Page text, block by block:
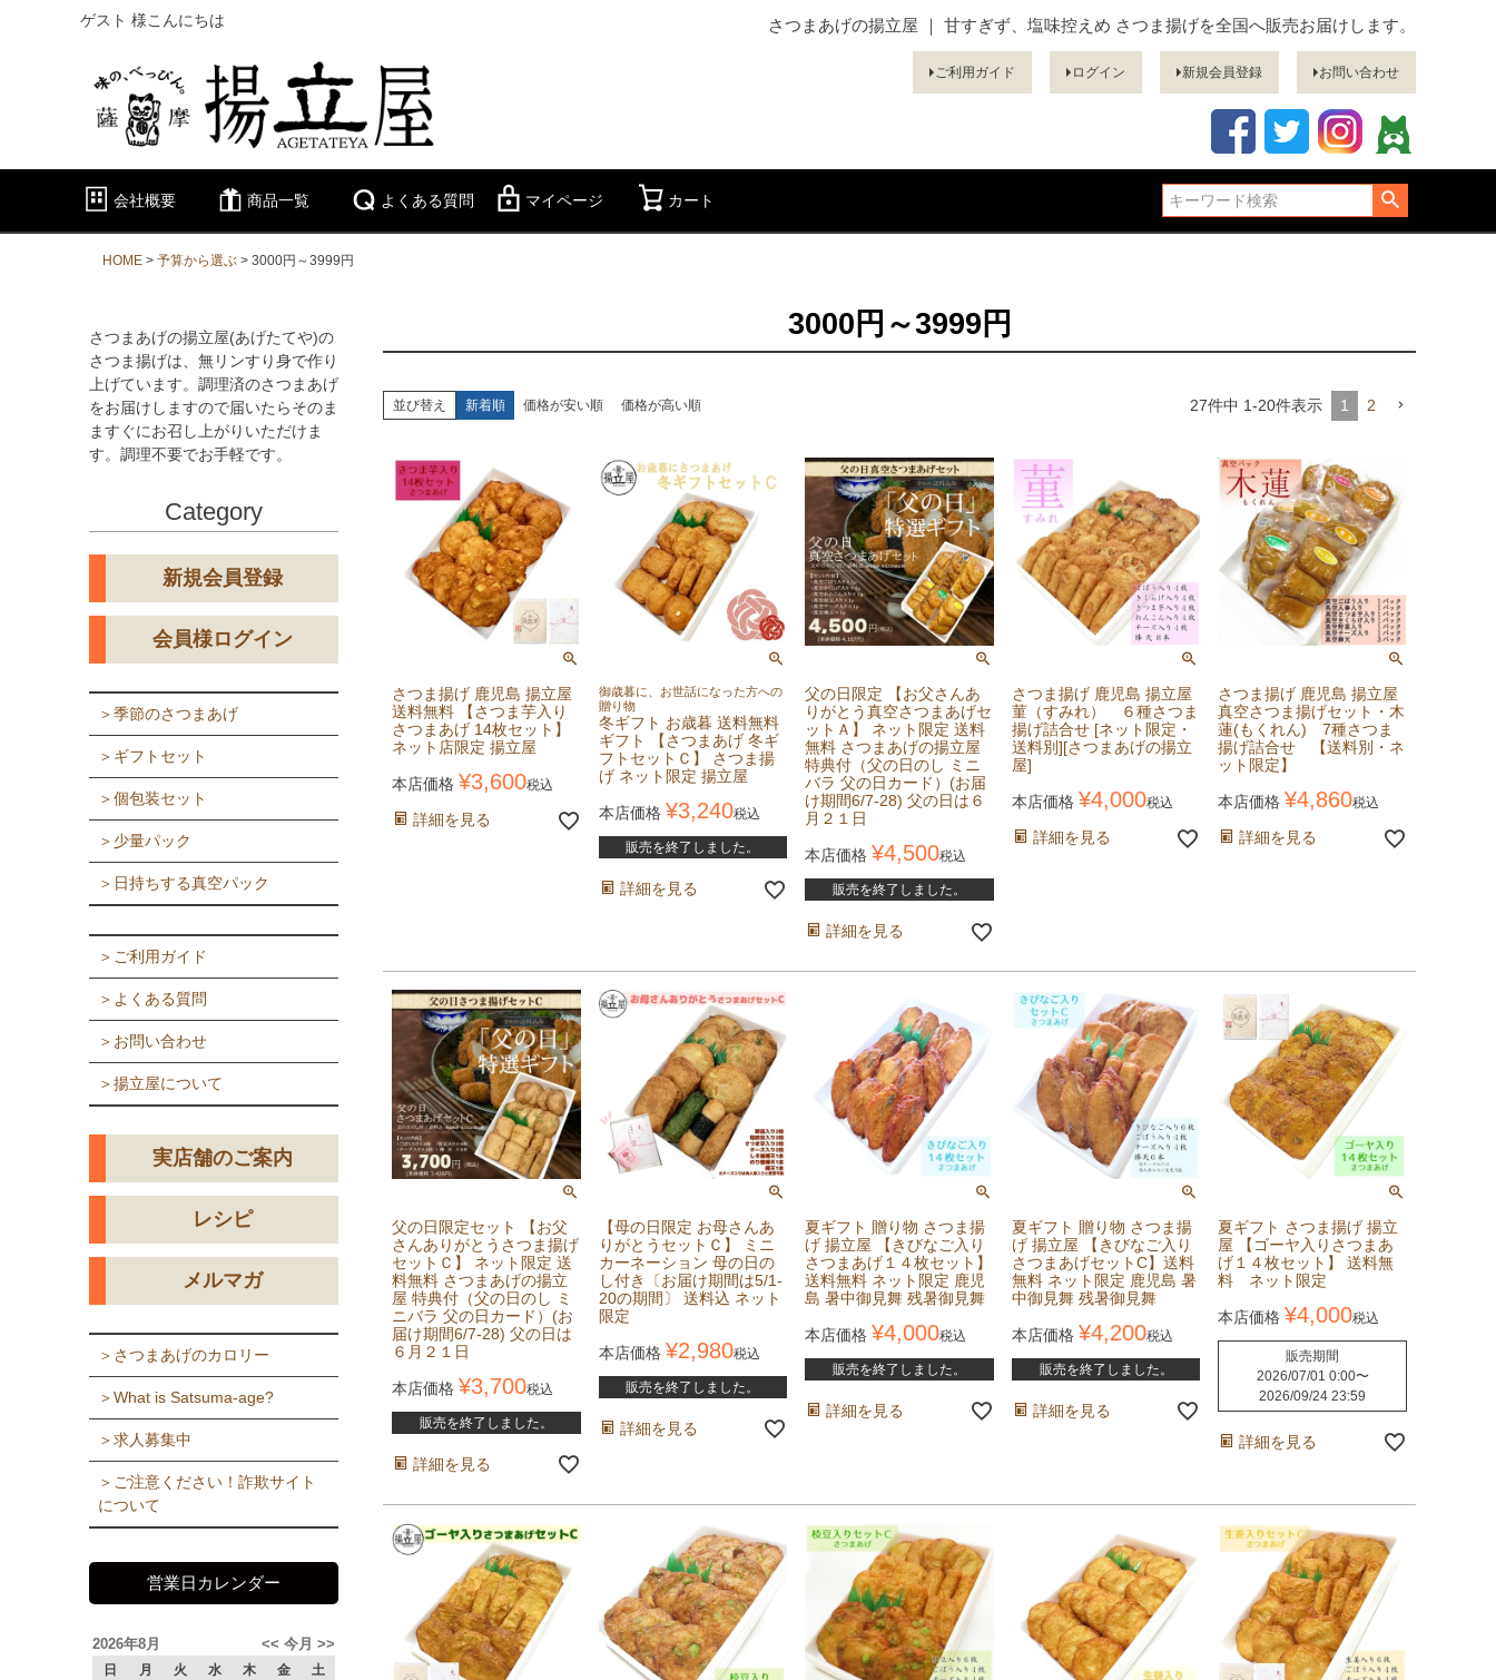
ゲスト 様こんにちは さつまあげの揚立屋 ｜ 甘すぎず、塩味控えめ さつま揚げを全国へ販売お届けします。
ご利用ガイド ログイン 新規会員登録 お問い合わせ
会社概要 商品一覧 よくある質問 マイページ カート
HOME 予算から選ぶ 3000円～3999円
さつまあげの揚立屋(あげたてや)の
さつま揚げは、無リンすり身で作り
上げています。調理済のさつまあげ
をお届けしますので届いたらそのま
ますぐにお召し上がりいただけま
す。調理不要でお手軽です。
Category
新規会員登録
会員様ログイン
＞季節のさつまあげ
＞ギフトセット
＞個包装セット
＞少量パック
＞日持ちする真空パック
＞ご利用ガイド
＞よくある質問
＞お問い合わせ
＞揚立屋について
実店舗のご案内
レシピ
メルマガ
＞さつまあげのカロリー
＞What is Satsuma-age?
＞求人募集中
＞ご注意ください！詐欺サイト
について
営業日カレンダー
2026年8月 >>
今月
<<
日 月 火 水 木 金
土
3000円～3999円
並び替え 新着順 価格が安い順 価格が高い順 27件中 1-20件表示 1 2
さつま揚げ 鹿児島 揚立屋
送料無料 【さつま芋入り
さつまあげ 14枚セット】
ネット店限定 揚立屋
本店価格 ¥3,600税込
詳細を見る
御歳暮に、お世話になった方への
贈り物
冬ギフト お歳暮 送料無料
ギフト 【さつまあげ 冬ギ
フトセットＣ】 さつま揚
げ ネット限定 揚立屋
本店価格 ¥3,240税込
販売を終了しました。
詳細を見る
父の日限定 【お父さんあ
りがとう真空さつまあげセ
ットＡ】 ネット限定 送料
無料 さつまあげの揚立屋
特典付（父の日のし ミニ
バラ 父の日カード）(お届
け期間6/7-28) 父の日は６
月２１日
本店価格 ¥4,500税込
販売を終了しました。
詳細を見る
さつま揚げ 鹿児島 揚立屋
菫（すみれ） ６種さつま
揚げ詰合せ [ネット限定・
送料別][さつまあげの揚立
屋]
本店価格 ¥4,000税込
詳細を見る
さつま揚げ 鹿児島 揚立屋
真空さつま揚げセット・木
蓮(もくれん) 7種さつま
揚げ詰合せ 【送料別・ネ
ット限定】
本店価格 ¥4,860税込
詳細を見る
父の日限定セット 【お父
さんありがとうさつま揚げ
セットＣ】 ネット限定 送
料無料 さつまあげの揚立
屋 特典付（父の日のし ミ
ニバラ 父の日カード）(お
届け期間6/7-28) 父の日は
６月２１日
本店価格 ¥3,700税込
販売を終了しました。
詳細を見る
【母の日限定 お母さんあ
りがとうセットＣ】 ミニ
カーネーション 母の日の
し付き〔お届け期間は5/1-
20の期間〕 送料込 ネット
限定
本店価格 ¥2,980税込
販売を終了しました。
詳細を見る
夏ギフト 贈り物 さつま揚
げ 揚立屋 【きびなご入り
さつまあげ１４枚セット】
送料無料 ネット限定 鹿児
島 暑中御見舞 残暑御見舞
本店価格 ¥4,000税込
販売を終了しました。
詳細を見る
夏ギフト 贈り物 さつま揚
げ 揚立屋 【きびなご入り
さつまあげセットC】送料
無料 ネット限定 鹿児島 暑
中御見舞 残暑御見舞
本店価格 ¥4,200税込
販売を終了しました。
詳細を見る
夏ギフト さつま揚げ 揚立
屋 【ゴーヤ入りさつまあ
げ１４枚セット】 送料無
料 ネット限定
本店価格 ¥4,000税込
販売期間
2026/07/01 0:00〜
2026/09/24 23:59
詳細を見る